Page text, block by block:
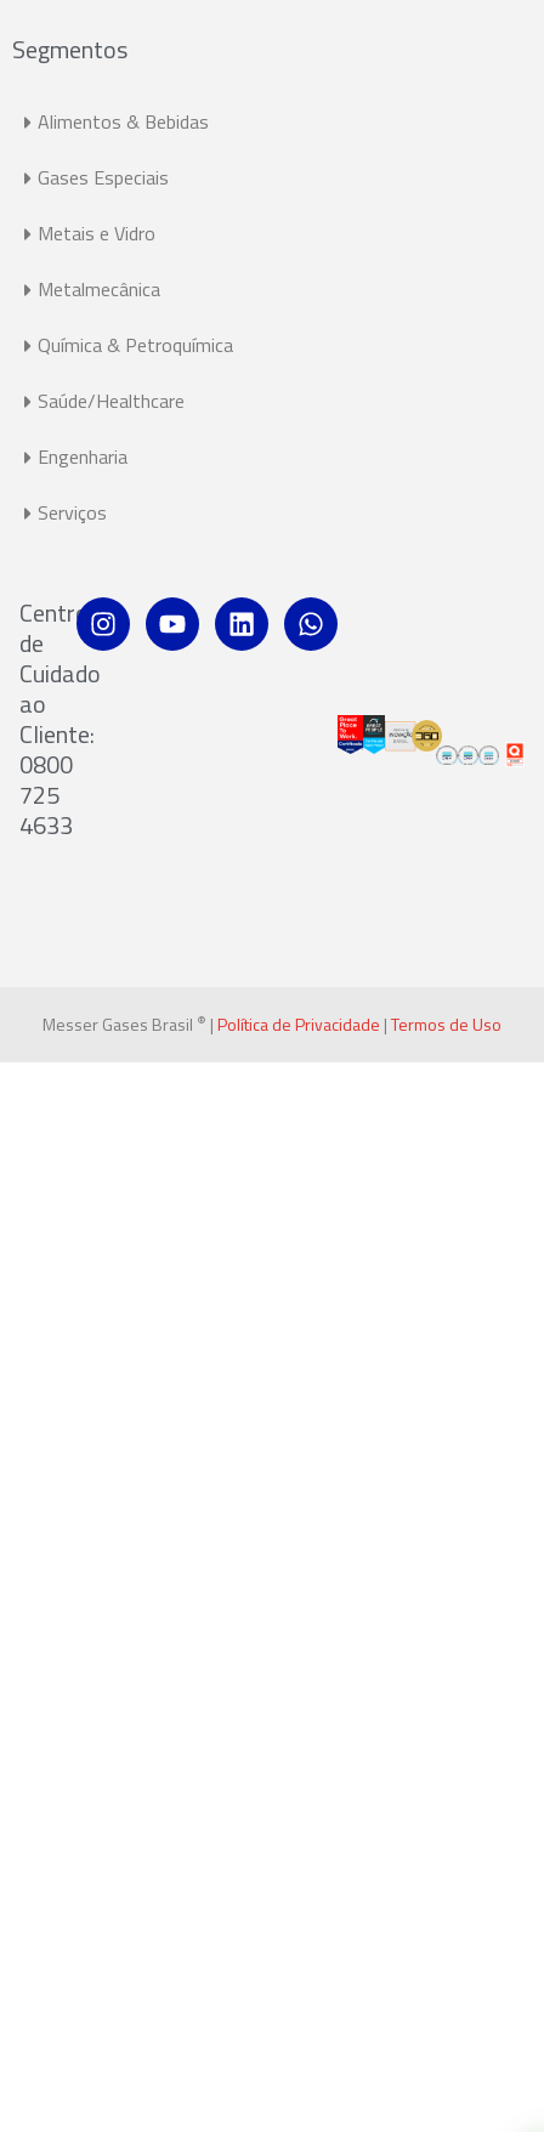
Segmentos
Alimentos & Bebidas
Gases Especiais
Metais e Vidro
Metalmecânica
Química & Petroquímica
Saúde/Healthcare
Engenharia
Serviços
Centro
de
Cuidado
ao
Cliente:
0800
725
4633
Messer Gases Brasil ® |Política de Privacidade |Termos de Uso